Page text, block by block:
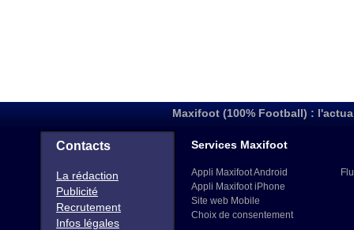
Maxifoot (100% Football) :
Contacts
La rédaction
Publicité
Recrutement
Infos légales
Services Maxifoot
Appli Maxifoot Android
Appli Maxifoot iPhone
Site web Mobile
Choix de consentement